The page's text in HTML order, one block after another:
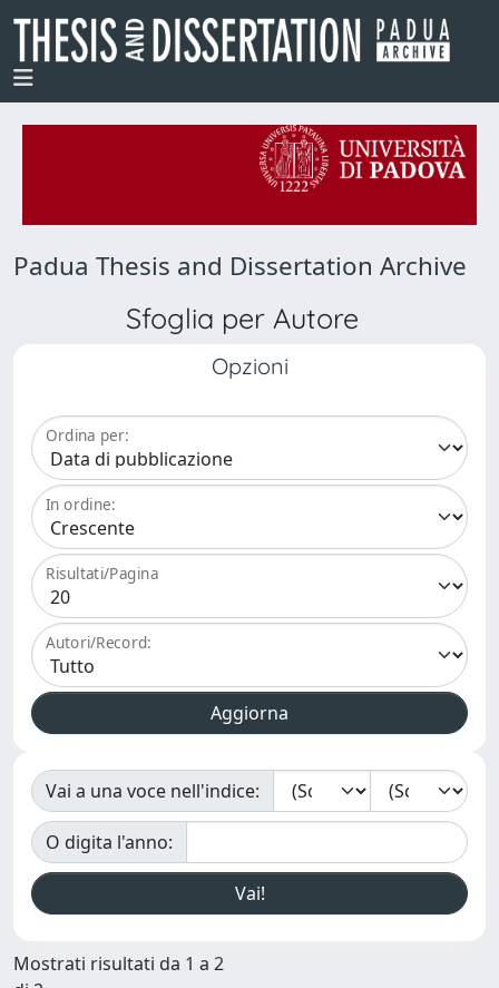
Padua Thesis and Dissertation Archive
Sfoglia per Autore
Opzioni
Ordina per:
In ordine:
Risultati/Pagina
Autori/Record:
Vai a una voce nell'indice:
O digita l'anno:
Mostrati risultati da 1 a 2